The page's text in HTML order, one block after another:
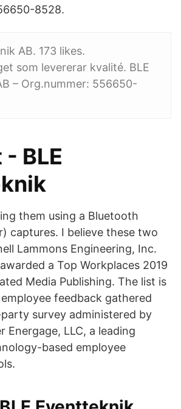
8528.
AB. 173 likes.
som levererar kvalité. BLE
– Org.nummer: 556650-
BLE
them using a Bluetooth
captures. I believe these two
Lammons Engineering, Inc.
a Top Workplaces 2019
Media Publishing. The list is
feedback gathered
survey administered by
Energage, LLC, a leading
based employee